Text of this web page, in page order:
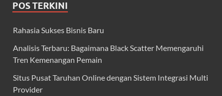
POS TERKINI
Rahasia Sukses Bisnis Baru
Analisis Terbaru: Bagaimana Black Scatter Memengaruhi
Tren Kemenangan Pemain
Situs Pusat Taruhan Online dengan Sistem Integrasi Multi
Provider